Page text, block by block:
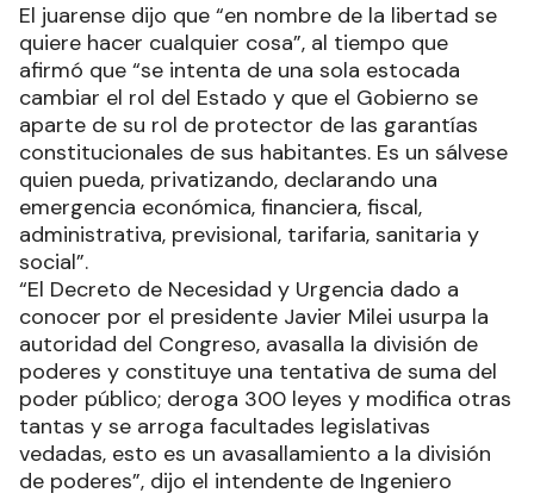
El juarense dijo que “en nombre de la libertad se
quiere hacer cualquier cosa”, al tiempo que
afirmó que “se intenta de una sola estocada
cambiar el rol del Estado y que el Gobierno se
aparte de su rol de protector de las garantías
constitucionales de sus habitantes. Es un sálvese
quien pueda, privatizando, declarando una
emergencia económica, financiera, fiscal,
administrativa, previsional, tarifaria, sanitaria y
social”.
“El Decreto de Necesidad y Urgencia dado a
conocer por el presidente Javier Milei usurpa la
autoridad del Congreso, avasalla la división de
poderes y constituye una tentativa de suma del
poder público; deroga 300 leyes y modifica otras
tantas y se arroga facultades legislativas
vedadas, esto es un avasallamiento a la división
de poderes”, dijo el intendente de Ingeniero